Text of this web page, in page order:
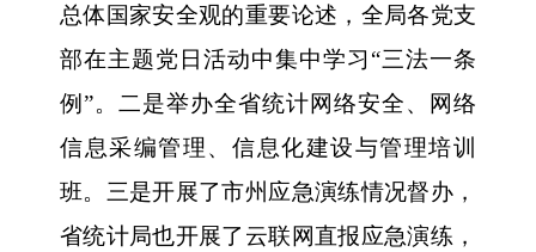
总体国家安全观的重要论述，全局各党支
部在主题党日活动中集中学习“三法一条
例”。二是举办全省统计网络安全、网络
信息采编管理、信息化建设与管理培训
班。三是开展了市州应急演练情况督办，
省统计局也开展了云联网直报应急演练，